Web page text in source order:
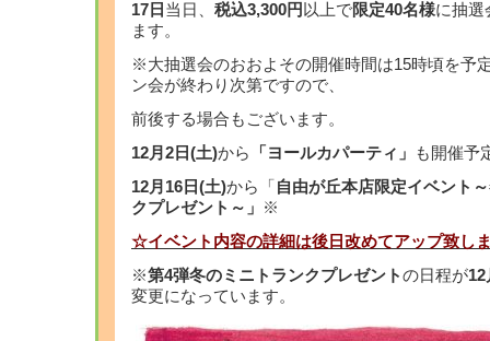
17日 当日、 税込3,300円 以上で限定40名様に抽選
ます。
※大抽選会のおおよその開催時間は15時頃を予
ン会が終わり次第ですので、
前後する場合もございます。
12月2日(土)から 「ヨールカパーティ」
も開催予
12月16日(土)から「 自由が丘本店限定イベント
クプレゼント～」
※
☆イベント内容の詳細は後日改めてアップ致し
※第4弾冬のミニトランクプレゼントの日程が12
変更になっています。